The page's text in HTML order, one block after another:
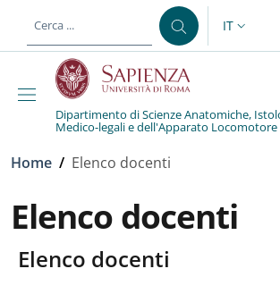
al contenuto principale
IT
Dipartimento di Scienze Anatomiche,
Medico-legali e dell'Apparato Locomotore
Briciole di pane
Home / Elenco docenti
Elenco docenti
Elenco docenti